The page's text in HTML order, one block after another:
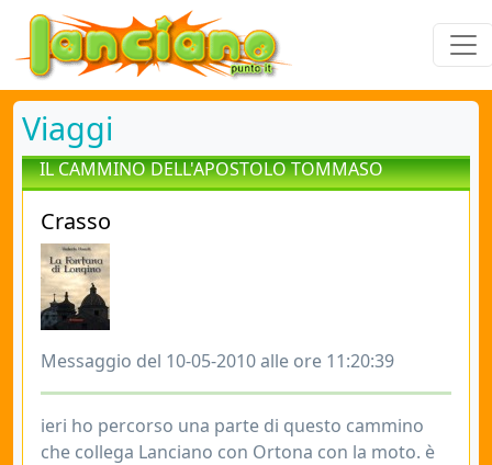
Viaggi
IL CAMMINO DELL'APOSTOLO TOMMASO
Crasso
Messaggio del 10-05-2010 alle ore 11:20:39
ieri ho percorso una parte di questo cammino
che collega Lanciano con Ortona con la moto. è